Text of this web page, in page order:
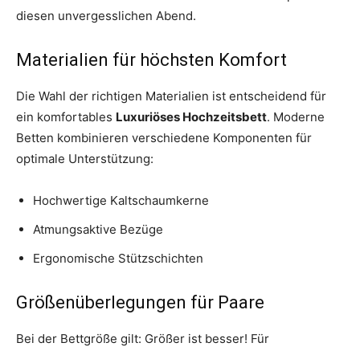
diesen unvergesslichen Abend.
Materialien für höchsten Komfort
Die Wahl der richtigen Materialien ist entscheidend für
ein komfortables Luxuriöses Hochzeitsbett. Moderne
Betten kombinieren verschiedene Komponenten für
optimale Unterstützung:
Hochwertige Kaltschaumkerne
Atmungsaktive Bezüge
Ergonomische Stützschichten
Größenüberlegungen für Paare
Bei der Bettgröße gilt: Größer ist besser! Für